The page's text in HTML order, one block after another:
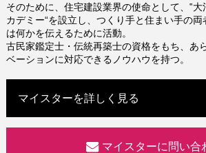
そのために、住宅建設業界の使命として、‟
カデミー“を設立し、つくり手と住まい手の両
は何かを伝えるために活動。
古民家鑑定士・伝統再築士の資格をもち、あ
ベーションに対応できるノウハウを持つ。
マイスターを詳しく見る
マイスターに問い合